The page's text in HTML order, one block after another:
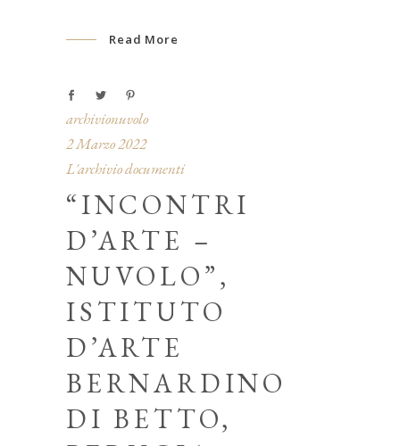
Read More
archivionuvolo
2 Marzo 2022
L'archivio documenti
“INCONTRI
D’ARTE –
NUVOLO”,
ISTITUTO
D’ARTE
BERNARDINO
DI BETTO,